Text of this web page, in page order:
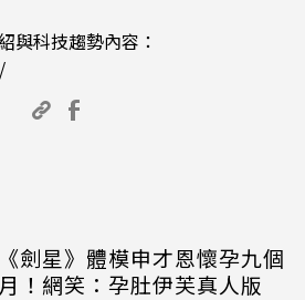
與科技趨勢內容：
《劍星》體模申才恩懷孕九個
月！網笑：孕肚伊芙真人版